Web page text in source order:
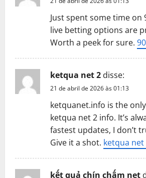
Just spent some time on
live betting options are
Worth a peek for sure.
ketqua net 2 disse:
21 de abril de 2026 às 01:13
ketquanet.info is the
ketqua net 2 info. It’s
fastest updates, I don’t
Give it a shot. ketqua net
kết quả chín chấm net